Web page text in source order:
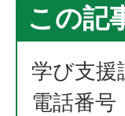
この記
学び支援
電話番